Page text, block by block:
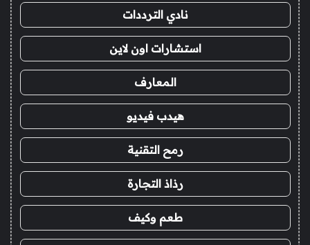
نادي الترددات
استشارات اون لاين
المعارف
هيدب فيديو
رمح التقنية
رذاذ التجارة
طعم وكيف